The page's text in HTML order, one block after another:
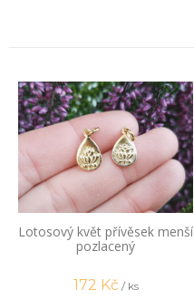
Lotosový květ přívěsek menší
pozlacený
172 Kč / ks